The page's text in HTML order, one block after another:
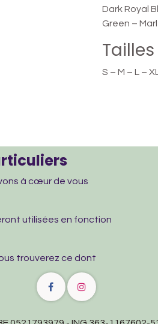
Dark Royal
Green –
S – M – L –
à cœur de vous
utilisées en fonction
trouverez ce dont